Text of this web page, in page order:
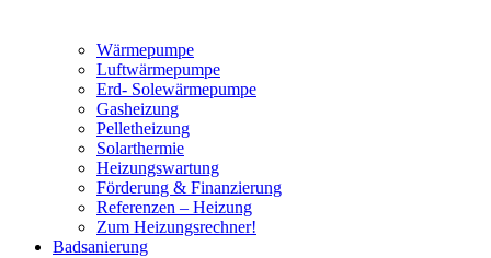
Wärmepumpe
Luftwärmepumpe
Erd- Solewärmepumpe
Gasheizung
Pelletheizung
Solarthermie
Heizungswartung
Förderung & Finanzierung
Referenzen – Heizung
Zum Heizungsrechner!
Badsanierung